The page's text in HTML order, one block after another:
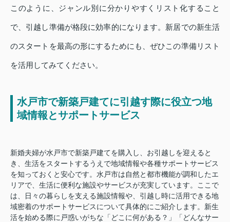
このように、ジャンル別に分かりやすくリスト化すること
で、引越し準備が格段に効率的になります。新居での新生活
のスタートを最高の形にするためにも、ぜひこの準備リスト
を活用してみてください。
水戸市で新築戸建てに引越す際に役立つ地
域情報とサポートサービス
新婚夫婦が水戸市で新築戸建てを購入し、お引越しを迎えると
き、生活をスタートするうえで地域情報や各種サポートサービス
を知っておくと安心です。水戸市は自然と都市機能が調和したエ
リアで、生活に便利な施設やサービスが充実しています。ここで
は、日々の暮らしを支える施設情報や、引越し時に活用できる地
域密着のサポートサービスについて具体的にご紹介します。新生
活を始める際に戸惑いがちな「どこに何がある？」「どんなサー